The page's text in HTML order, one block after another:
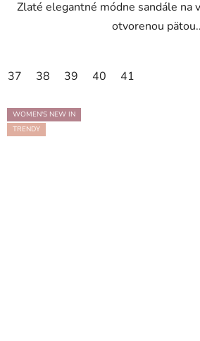
Zlaté elegantné módne sandále na
otvorenou
37 38 39 40 41
WOMEN'S NEW IN
TRENDY